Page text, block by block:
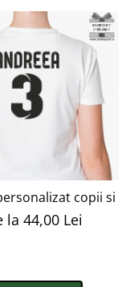
copii si
la 44,00 Lei